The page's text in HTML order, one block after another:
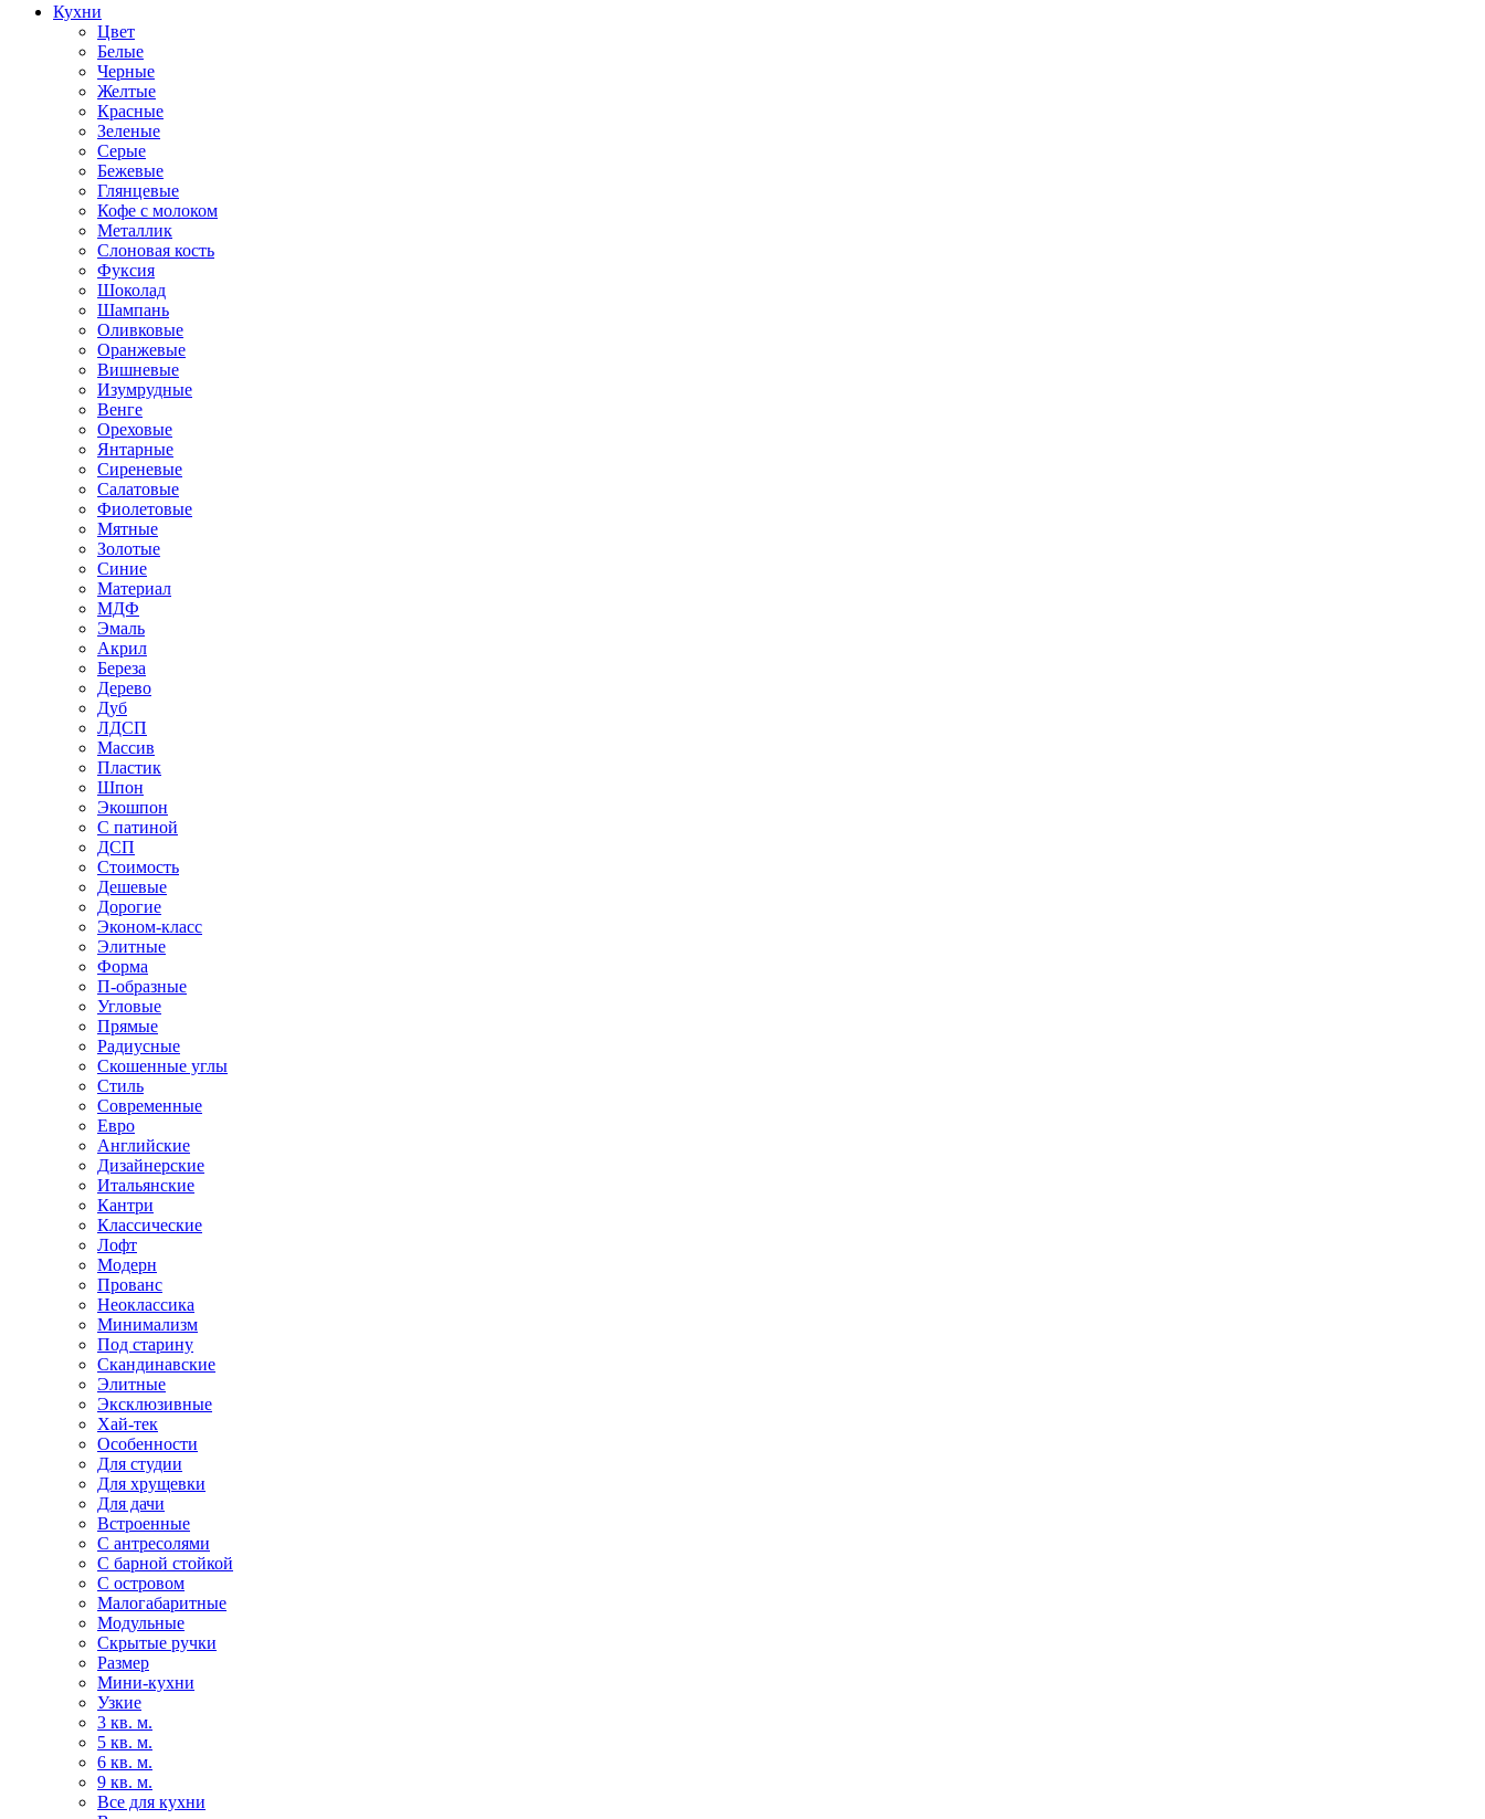
Кухни
Цвет
Белые
Черные
Желтые
Красные
Зеленые
Серые
Бежевые
Глянцевые
Кофе с молоком
Металлик
Слоновая кость
Фуксия
Шоколад
Шампань
Оливковые
Оранжевые
Вишневые
Изумрудные
Венге
Ореховые
Янтарные
Сиреневые
Салатовые
Фиолетовые
Мятные
Золотые
Синие
Материал
МДФ
Эмаль
Акрил
Береза
Дерево
Дуб
ЛДСП
Массив
Пластик
Шпон
Экошпон
С патиной
ДСП
Стоимость
Дешевые
Дорогие
Эконом-класс
Элитные
Форма
П-образные
Угловые
Прямые
Радиусные
Скошенные углы
Стиль
Современные
Евро
Английские
Дизайнерские
Итальянские
Кантри
Классические
Лофт
Модерн
Прованс
Неоклассика
Минимализм
Под старину
Скандинавские
Элитные
Эксклюзивные
Хай-тек
Особенности
Для студии
Для хрущевки
Для дачи
Встроенные
С антресолями
С барной стойкой
С островом
Малогабаритные
Модульные
Скрытые ручки
Размер
Мини-кухни
Узкие
3 кв. м.
5 кв. м.
6 кв. м.
9 кв. м.
Все для кухни